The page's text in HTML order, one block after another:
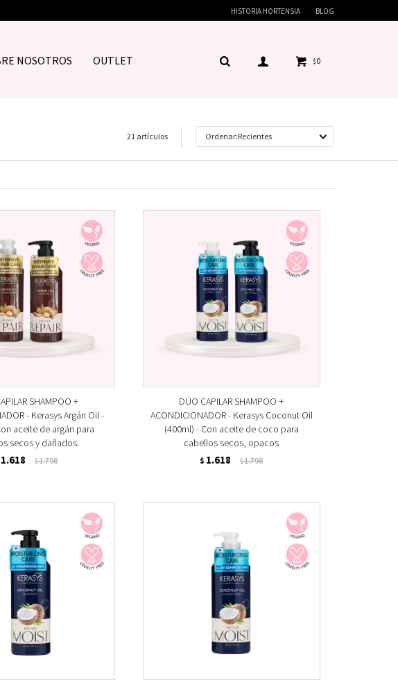
NOSOTROS OUTLET $0
HISTORIA HORTENSIA BLOG
21 artículos Recientes
SHAMPOO +
- Kerasys Argán Oil -
aceite de argán para
secos y dañados.
1.618 $1.798
DÚO CAPILAR SHAMPOO +
ACONDICIONADOR - Kerasys Coconut Oil
(400ml) - Con aceite de coco para
cabellos secos, opacos
$ 1.618 $1.798